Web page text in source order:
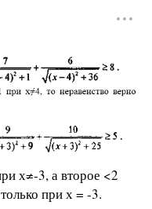
х≠-3, а второе <2
при х = -3.